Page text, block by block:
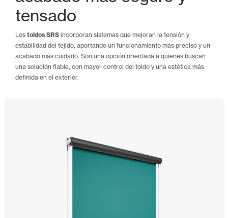
Parasol
Bras extensibles Monoblock
tensado
Los toldos SRS incorporan sistemas que mejoran la tensión y
estabilidad del tejido, aportando un funcionamiento más preciso y un
acabado más cuidado. Son una opción orientada a quienes buscan
una solución fiable, con mayor control del toldo y una estética más
definida en el exterior.